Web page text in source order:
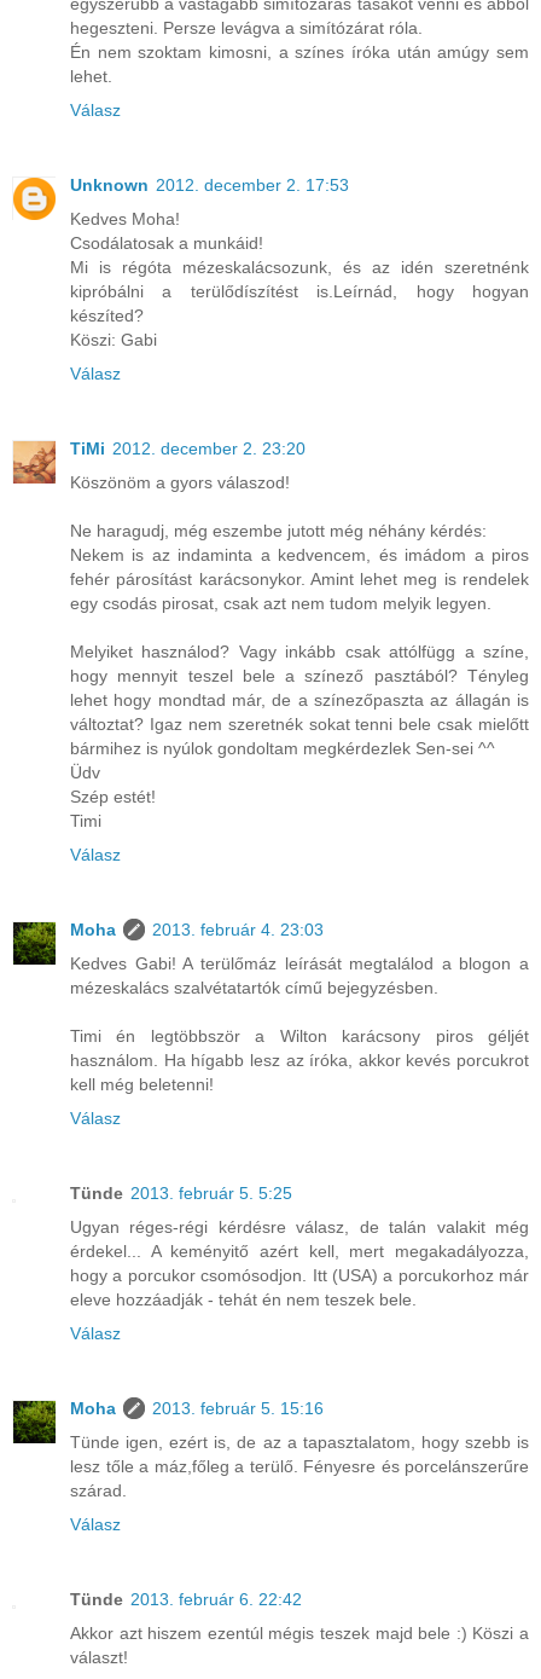
hegeszteni. Persze levágva a simítózárat róla.
Én nem szoktam kimosni, a színes íróka után amúgy sem
lehet.
Válasz
Unknown 2012. december 2. 17:53
Kedves Moha!
Csodálatosak a munkáid!
Mi is régóta mézeskalácsozunk, és az idén szeretnénk
kipróbálni a terülődíszítést is.Leírnád, hogy hogyan
készíted?
Köszi: Gabi
Válasz
TiMi 2012. december 2. 23:20
Köszönöm a gyors válaszod!
Ne haragudj, még eszembe jutott még néhány kérdés:
Nekem is az indaminta a kedvencem, és imádom a piros
fehér párosítást karácsonykor. Amint lehet meg is rendelek
egy csodás pirosat, csak azt nem tudom melyik legyen.
Melyiket használod? Vagy inkább csak attólfügg a színe,
hogy mennyit teszel bele a színező pasztából? Tényleg
lehet hogy mondtad már, de a színezőpaszta az állagán is
változtat? Igaz nem szeretnék sokat tenni bele csak mielőtt
bármihez is nyúlok gondoltam megkérdezlek Sen-sei ^^
Üdv
Szép estét!
Timi
Válasz
Moha
2013. február 4. 23:03
Kedves Gabi! A terülőmáz leírását megtalálod a blogon a
mézeskalács szalvétatartók című bejegyzésben.
Timi én legtöbbször a Wilton karácsony piros géljét
használom. Ha hígabb lesz az íróka, akkor kevés porcukrot
kell még beletenni!
Válasz
Tünde 2013. február 5. 5:25
Ugyan réges-régi kérdésre válasz, de talán valakit még
érdekel... A keményitő azért kell, mert megakadályozza,
hogy a porcukor csomósodjon. Itt (USA) a porcukorhoz már
eleve hozzáadják - tehát én nem teszek bele.
Válasz
Moha
2013. február 5. 15:16
Tünde igen, ezért is, de az a tapasztalatom, hogy szebb is
lesz tőle a máz,főleg a terülő. Fényesre és porcelánszerűre
szárad.
Válasz
Tünde 2013. február 6. 22:42
Akkor azt hiszem ezentúl mégis teszek majd bele :) Köszi a
választ!